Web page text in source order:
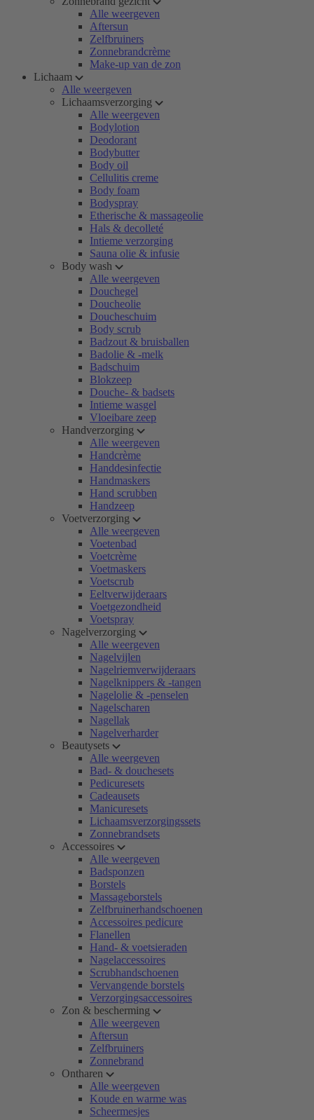
Alle weergeven
Aftersun
Zelfbruiners
Zonnebrandcrème
Make-up van de zon
Lichaam
Alle weergeven
Lichaamsverzorging
Alle weergeven
Bodylotion
Deodorant
Bodybutter
Body oil
Cellulitis creme
Body foam
Bodyspray
Etherische & massageolie
Hals & decolleté
Intieme verzorging
Sauna olie & infusie
Body wash
Alle weergeven
Douchegel
Doucheolie
Doucheschuim
Body scrub
Badzout & bruisballen
Badolie & -melk
Badschuim
Blokzeep
Douche- & badsets
Intieme wasgel
Vloeibare zeep
Handverzorging
Alle weergeven
Handcrème
Handdesinfectie
Handmaskers
Hand scrubben
Handzeep
Voetverzorging
Alle weergeven
Voetenbad
Voetcrème
Voetmaskers
Voetscrub
Eeltverwijderaars
Voetgezondheid
Voetspray
Nagelverzorging
Alle weergeven
Nagelvijlen
Nagelriemverwijderaars
Nagelknippers & -tangen
Nagelolie & -penselen
Nagelscharen
Nagellak
Nagelverharder
Beautysets
Alle weergeven
Bad- & douchesets
Pedicuresets
Cadeausets
Manicuresets
Lichaamsverzorgingssets
Zonnebrandsets
Accessoires
Alle weergeven
Badsponzen
Borstels
Massageborstels
Zelfbruinerhandschoenen
Accessoires pedicure
Flanellen
Hand- & voetsieraden
Nagelaccessoires
Scrubhandschoenen
Vervangende borstels
Verzorgingsaccessoires
Zon & bescherming
Alle weergeven
Aftersun
Zelfbruiners
Zonnebrand
Ontharen
Alle weergeven
Koude en warme was
Scheermesjes